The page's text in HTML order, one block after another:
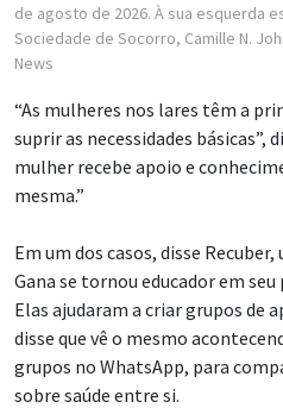
de agosto de 2026. À sua esquerda
Sociedade de Socorro, Camille N.
News
“As mulheres nos lares têm a
suprir as necessidades básicas”,
mulher recebe apoio e
mesma.”
Em um dos casos, disse
Gana se tornou educador em seu
Elas ajudaram a criar grupos de
disse que vê o mesmo
grupos no WhatsApp, para
sobre saúde entre si.